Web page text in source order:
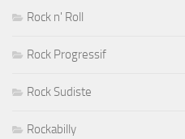
Rock n' Roll
Rock Progressif
Rock Sudiste
Rockabilly